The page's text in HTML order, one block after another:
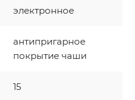
электронное
антипригарное
покрытие чаши
15